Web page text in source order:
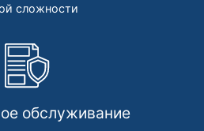
сложности
обслуживание